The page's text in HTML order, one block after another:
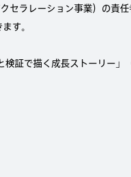
ラレーション事業）の責
す。
検証で描く成長ストーリー」